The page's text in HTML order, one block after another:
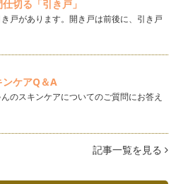
…
４
パーティでは、子どもたちが楽し
て、特別…
デア ３
（一番は、もちろん子ども☆）ケ
お手伝い…
切る「引き戸」
戸があります。開き戸は前後に、引き戸
ケアQ＆A
のスキンケアについてのご質問にお答え
記事一覧を見る